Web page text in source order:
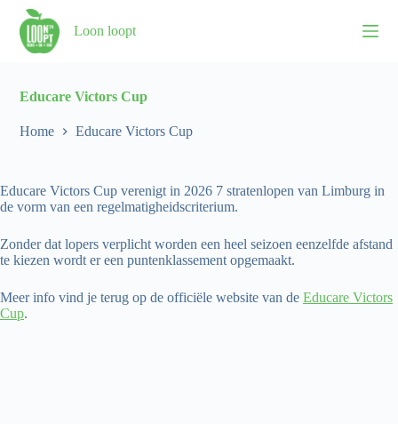
S
k
o
o
n
t
Loon loopt
Educare Victors Cup
Home Educare Victors Cup
Educare Victors Cup verenigt in 2026 7 stratenlopen van Limburg in
de vorm van een regelmatigheidscriterium.
Zonder dat lopers verplicht worden een heel seizoen eenzelfde afstand
te kiezen wordt er een puntenklassement opgemaakt.
Meer info vind je terug op de officiële website van de Educare Victors
Cup.